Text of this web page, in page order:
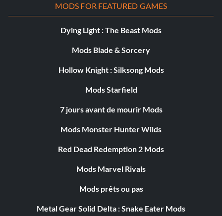
MODS FOR FEATURED GAMES
Dying Light : The Beast Mods
Mods Blade & Sorcery
Hollow Knight : Silksong Mods
Mods Starfield
7 jours avant de mourir Mods
Mods Monster Hunter Wilds
Red Dead Redemption 2 Mods
Mods Marvel Rivals
Mods prêts ou pas
Metal Gear Solid Delta : Snake Eater Mods